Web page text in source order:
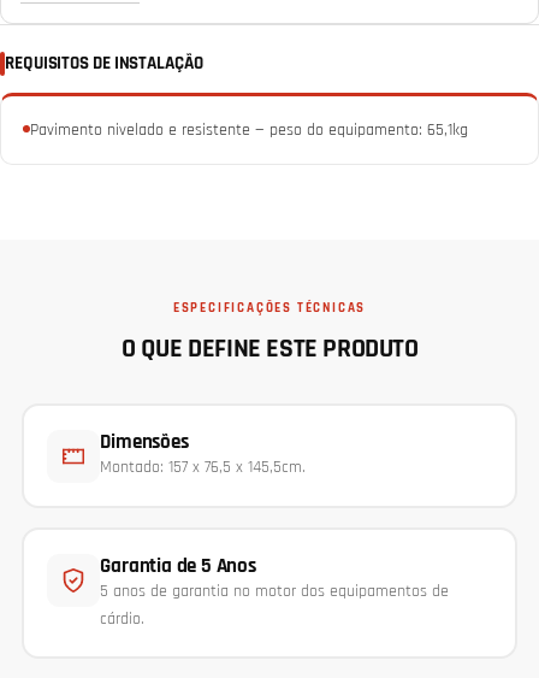
REQUISITOS DE INSTALAÇÃO
Pavimento nivelado e resistente — peso do equipamento: 65,1kg
ESPECIFICAÇÕES TÉCNICAS
O QUE DEFINE ESTE PRODUTO
Dimensões
Montado: 157 x 76,5 x 145,5cm.
Garantia de 5 Anos
5 anos de garantia no motor dos equipamentos de
cárdio.